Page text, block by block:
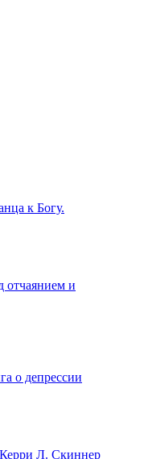
к Богу.
отчаянием и
о депрессии
Л. Скиннер